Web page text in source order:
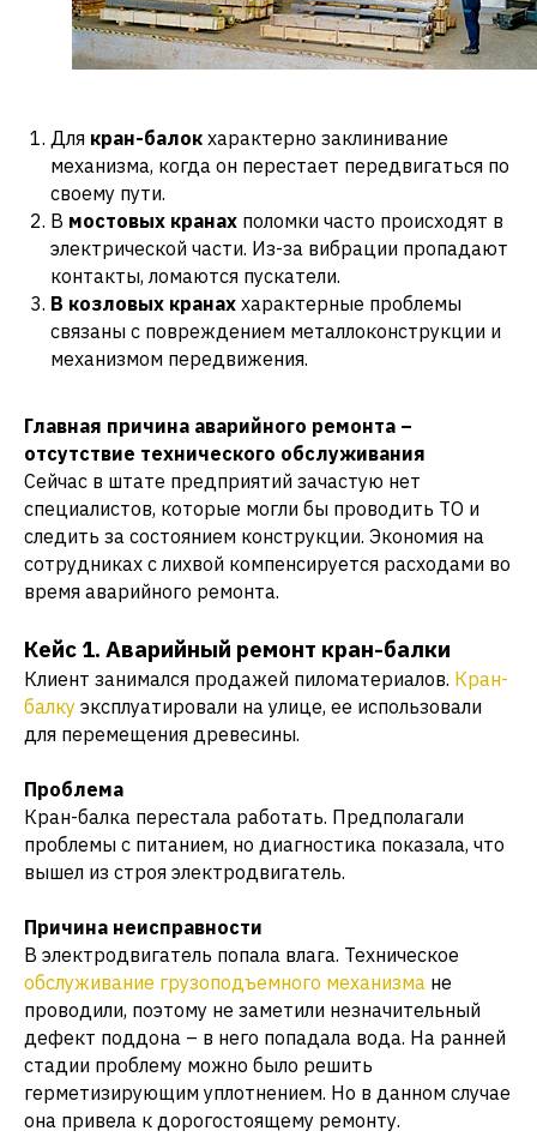
Для кран-балок характерно заклинивание
механизма, когда он перестает передвигаться по
своему пути.
В мостовых кранах поломки часто происходят в
электрической части. Из-за вибрации пропадают
контакты, ломаются пускатели.
В козловых кранах характерные проблемы
связаны с повреждением металлоконструкции и
механизмом передвижения.
Главная причина аварийного ремонта –
отсутствие технического обслуживания
Сейчас в штате предприятий зачастую нет
специалистов, которые могли бы проводить ТО и
следить за состоянием конструкции. Экономия на
сотрудниках с лихвой компенсируется расходами во
время аварийного ремонта.
Кейс 1. Аварийный ремонт кран-балки
Клиент занимался продажей пиломатериалов. Кран-
балку эксплуатировали на улице, ее использовали
для перемещения древесины.
Проблема
Кран-балка перестала работать. Предполагали
проблемы с питанием, но диагностика показала, что
вышел из строя электродвигатель.
Причина неисправности
В электродвигатель попала влага. Техническое
обслуживание грузоподъемного механизма не
проводили, поэтому не заметили незначительный
дефект поддона – в него попадала вода. На ранней
стадии проблему можно было решить
герметизирующим уплотнением. Но в данном случае
она привела к дорогостоящему ремонту.